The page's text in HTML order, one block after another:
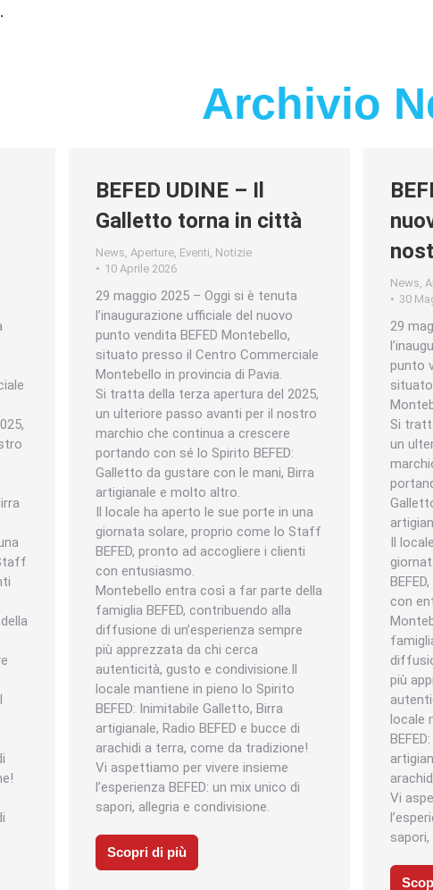
Archivio
BEFED UDINE – Il
Galletto torna in città
News, Aperture, Eventi, Notizie
10 Aprile 2026
29 maggio 2025 – Oggi si è tenuta
l’inaugurazione ufficiale del nuovo
punto vendita BEFED Montebello,
situato presso il Centro Commerciale
Montebello in provincia di Pavia.
Si tratta della terza apertura del 2025,
un ulteriore passo avanti per il nostro
marchio che continua a crescere
portando con sé lo Spirito BEFED:
Galletto da gustare con le mani, Birra
artigianale e molto altro.
Il locale ha aperto le sue porte in una
giornata solare, proprio come lo Staff
BEFED, pronto ad accogliere i clienti
con entusiasmo.
Montebello entra così a far parte della
famiglia BEFED, contribuendo alla
diffusione di un’esperienza sempre
più apprezzata da chi cerca
autenticità, gusto e condivisione.Il
locale mantiene in pieno lo Spirito
BEFED: Inimitabile Galletto, Birra
artigianale, Radio BEFED e bucce di
arachidi a terra, come da tradizione!
Vi aspettiamo per vivere insieme
l’esperienza BEFED: un mix unico di
sapori, allegria e condivisione.
Scopri di più
News,
30
29
punto
Si
un
Il
con
più
locale
Vi
sapori,